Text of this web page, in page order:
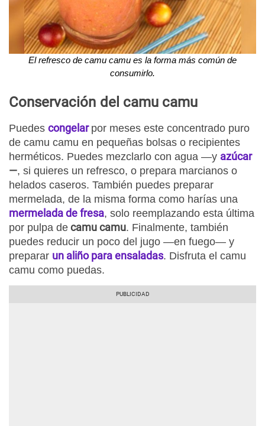
El refresco de camu camu es la forma más común de
consumirlo.
Conservación del camu camu
Puedes congelar por meses este concentrado puro
de camu camu en pequeñas bolsas o recipientes
herméticos. Puedes mezclarlo con agua —y azúcar
—, si quieres un refresco, o prepara marcianos o
helados caseros. También puedes preparar
mermelada, de la misma forma como harías una
mermelada de fresa, solo reemplazando esta última
por pulpa de camu camu. Finalmente, también
puedes reducir un poco del jugo —en fuego— y
preparar un aliño para ensaladas. Disfruta el camu
camu como puedas.